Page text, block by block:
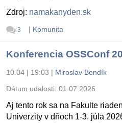
Zdroj: namakanyden.sk
3 | Komunita
Konferencia OSSConf
10.04 | 19:03 | Miroslav Bendík
Dátum udalosti: 01.07.2026
Aj tento rok sa na Fakulte
Univerzity v dňoch 1-3. júla